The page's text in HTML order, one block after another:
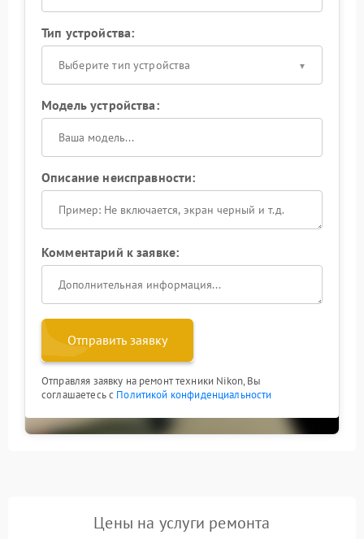
Тип устройства:
Выберите тип устройства
Модель устройства:
Описание неисправности:
Комментарий к заявке:
Отправить заявку
Отправляя заявку на ремонт техники Nikon, Вы
соглашаетесь с Политикой конфиденциальности
Цены на услуги ремонта